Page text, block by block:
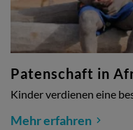
Patenschaft in
Kinder verdienen eine
Mehr erfahren